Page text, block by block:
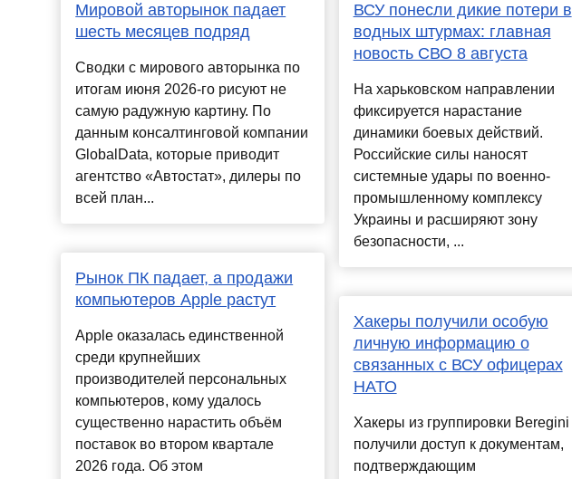
Мировой авторынок падает
шесть месяцев подряд
Сводки с мирового авторынка по
итогам июня 2026-го рисуют не
самую радужную картину. По
данным консалтинговой компании
GlobalData, которые приводит
агентство «Автостат», дилеры по
всей план...
Рынок ПК падает, а продажи
компьютеров Apple растут
Apple оказалась единственной
среди крупнейших
производителей персональных
компьютеров, кому удалось
существенно нарастить объём
поставок во втором квартале
2026 года. Об этом
ВСУ понесли дикие потери в
водных штурмах: главная
новость СВО 8 августа
На харьковском направлении
фиксируется нарастание
динамики боевых действий.
Российские силы наносят
системные удары по военно-
промышленному комплексу
Украины и расширяют зону
безопасности, ...
Хакеры получили особую
личную информацию о
связанных с ВСУ офицерах
НАТО
Хакеры из группировки Beregini
получили доступ к документам,
подтверждающим